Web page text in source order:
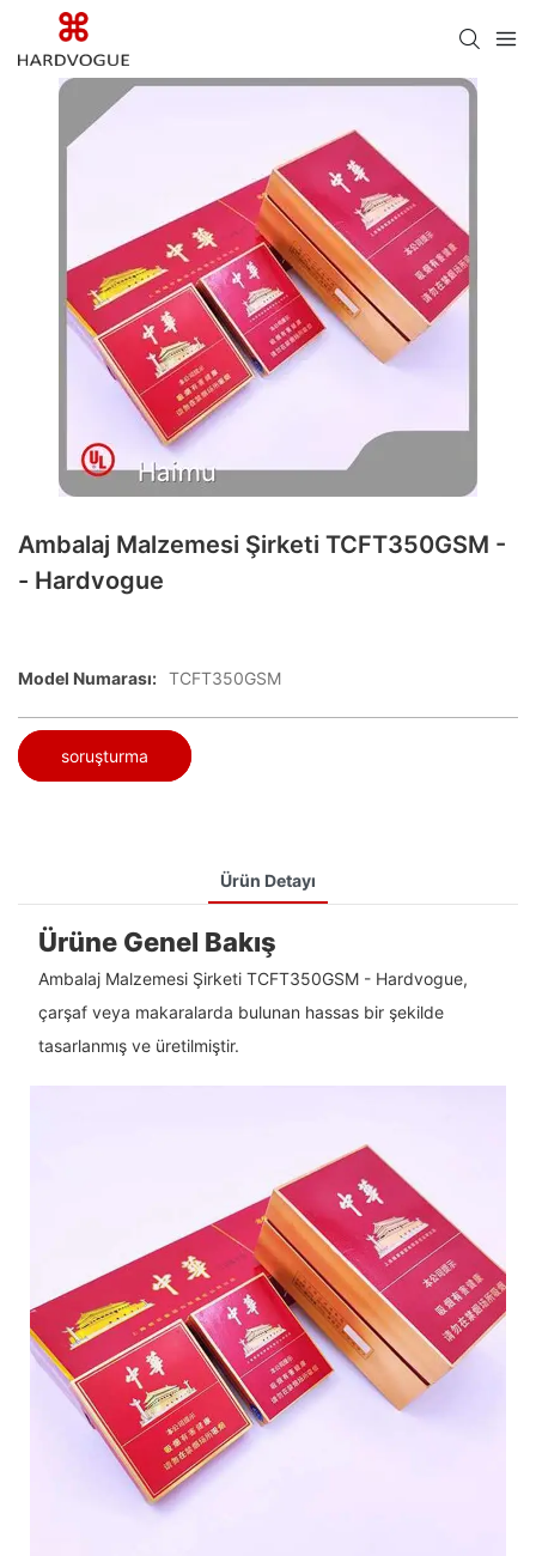
Ambalaj Malzemesi Şirketi TCFT350GSM -
- Hardvogue
Model Numarası: TCFT350GSM
soruşturma
Ürün Detayı
Ürüne Genel Bakış
Ambalaj Malzemesi Şirketi TCFT350GSM - Hardvogue,
çarşaf veya makaralarda bulunan hassas bir şekilde
tasarlanmış ve üretilmiştir.